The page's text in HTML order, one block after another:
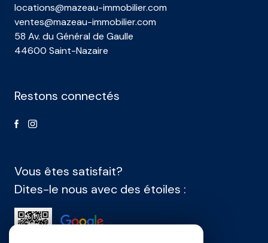
locations@mazeau-immobilier.com
ventes@mazeau-immobilier.com
58 Av. du Général de Gaulle
44600 Saint-Nazaire
Restons connectés
Vous êtes satisfait?
Dites-le nous avec des étoiles :